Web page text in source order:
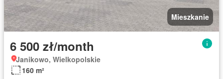
Mieszkanie
6 500 zł/month
Janikowo, Wielkopolskie
160 m²